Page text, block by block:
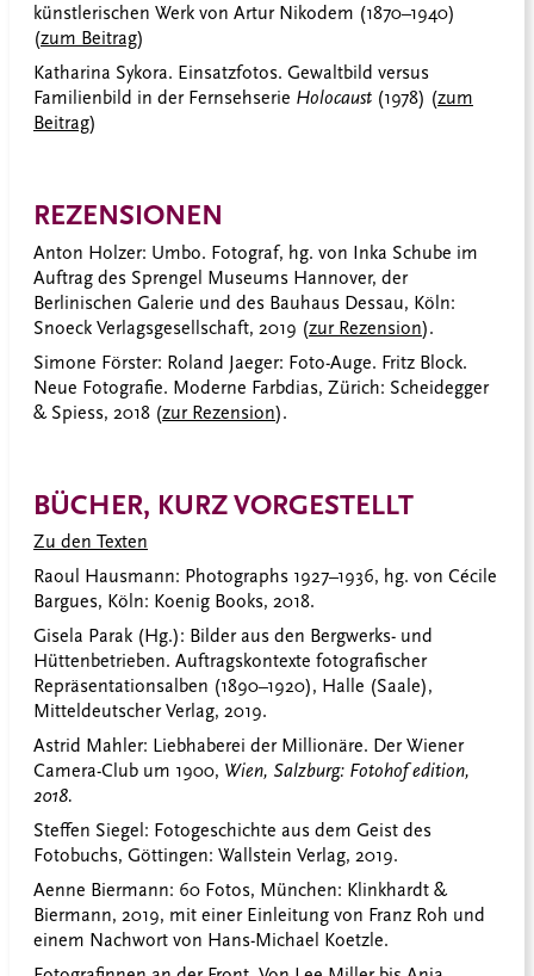
künstlerischen Werk von Artur Nikodem (1870–1940)
(zum Beitrag)
Katharina Sykora. Einsatzfotos. Gewaltbild versus
Familienbild in der Fernsehserie Holocaust (1978) (zum
Beitrag)
REZENSIONEN
Anton Holzer: Umbo. Fotograf, hg. von Inka Schube im
Auftrag des Sprengel Museums Hannover, der
Berlinischen Galerie und des Bauhaus Dessau, Köln:
Snoeck Verlagsgesellschaft, 2019 (zur Rezension).
Simone Förster: Roland Jaeger: Foto-Auge. Fritz Block.
Neue Fotografie. Moderne Farbdias, Zürich: Scheidegger
& Spiess, 2018 (zur Rezension).
BÜCHER, KURZ VORGESTELLT
Zu den Texten
Raoul Hausmann: Photographs 1927–1936, hg. von Cécile
Bargues, Köln: Koenig Books, 2018.
Gisela Parak (Hg.): Bilder aus den Bergwerks- und
Hüttenbetrieben. Auftragskontexte fotografischer
Repräsentationsalben (1890–1920), Halle (Saale),
Mitteldeutscher Verlag, 2019.
Astrid Mahler: Liebhaberei der Millionäre. Der Wiener
Camera-Club um 1900, Wien, Salzburg: Fotohof edition,
2018.
Steffen Siegel: Fotogeschichte aus dem Geist des
Fotobuchs, Göttingen: Wallstein Verlag, 2019.
Aenne Biermann: 60 Fotos, München: Klinkhardt &
Biermann, 2019, mit einer Einleitung von Franz Roh und
einem Nachwort von Hans-Michael Koetzle.